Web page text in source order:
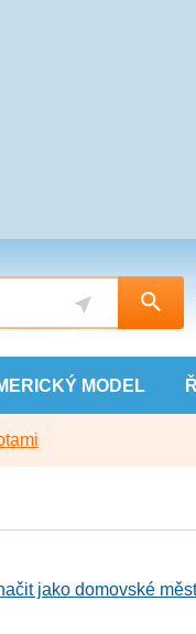
MODEL
jako domovské